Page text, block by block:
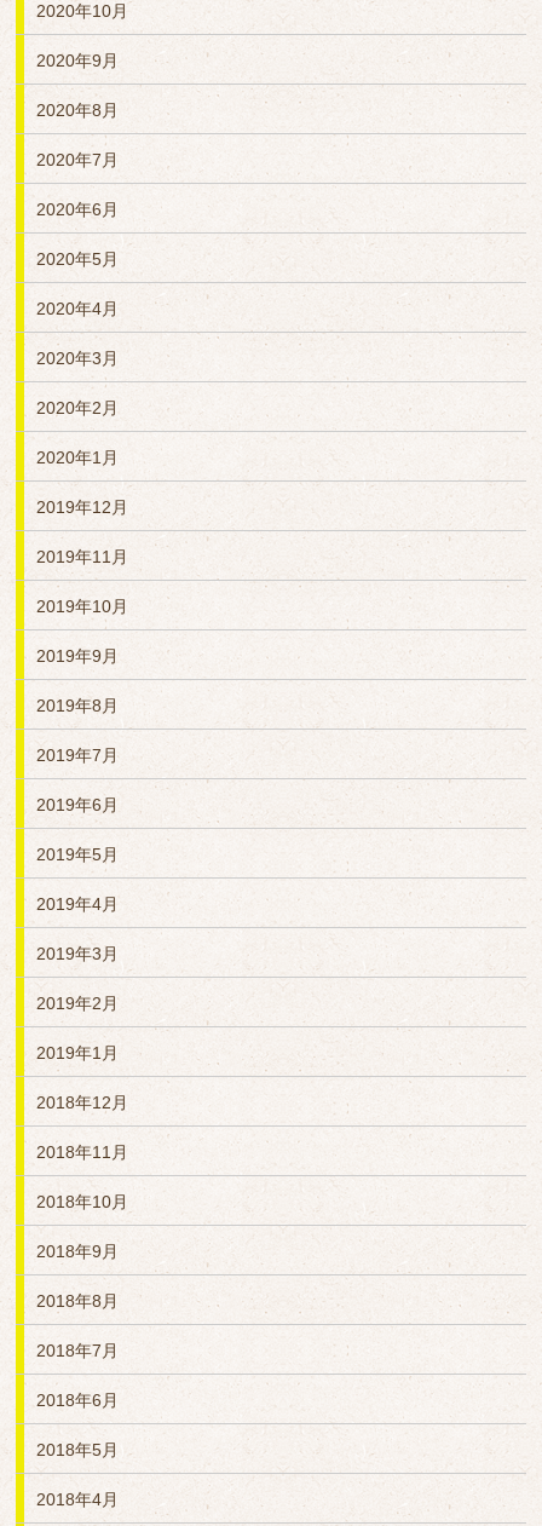
2020年10月
2020年9月
2020年8月
2020年7月
2020年6月
2020年5月
2020年4月
2020年3月
2020年2月
2020年1月
2019年12月
2019年11月
2019年10月
2019年9月
2019年8月
2019年7月
2019年6月
2019年5月
2019年4月
2019年3月
2019年2月
2019年1月
2018年12月
2018年11月
2018年10月
2018年9月
2018年8月
2018年7月
2018年6月
2018年5月
2018年4月